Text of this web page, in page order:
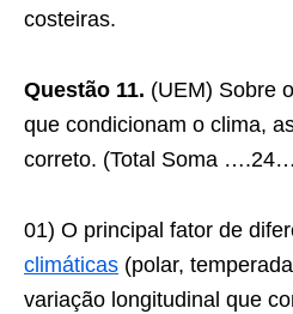
costeiras.
Questão 11. (UEM) Sobre
que condicionam o clima,
correto. (Total Soma
01) O principal fator de
climáticas (polar,
variação longitudinal que